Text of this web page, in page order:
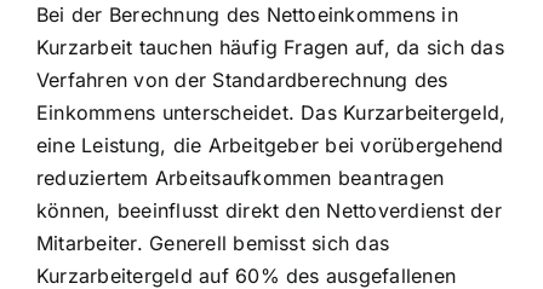
Bei der Berechnung des Nettoeinkommens in
Kurzarbeit tauchen häufig Fragen auf, da sich das
Verfahren von der Standardberechnung des
Einkommens unterscheidet. Das Kurzarbeitergeld,
eine Leistung, die Arbeitgeber bei vorübergehend
reduziertem Arbeitsaufkommen beantragen
können, beeinflusst direkt den Nettoverdienst der
Mitarbeiter. Generell bemisst sich das
Kurzarbeitergeld auf 60% des ausgefallenen